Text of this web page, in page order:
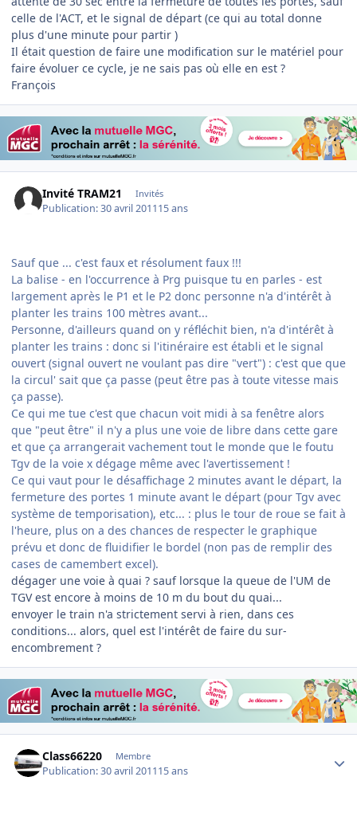
celle de l'ACT, et le signal de départ (ce qui au total donne
plus d'une minute pour partir )
Il était question de faire une modification sur le matériel pour
faire évoluer ce cycle, je ne sais pas où elle en est ?
François
Invité TRAM21 Invités
Publication:30 avril 201115 ans
Sauf que ... c'est faux et résolument faux !!!
La balise - en l'occurrence à Prg puisque tu en parles - est
largement après le P1 et le P2 donc personne n'a d'intérêt à
planter les trains 100 mètres avant...
Personne, d'ailleurs quand on y réfléchit bien, n'a d'intérêt à
planter les trains : donc si l'itinéraire est établi et le signal
ouvert (signal ouvert ne voulant pas dire "vert") : c'est que que
la circul' sait que ça passe (peut être pas à toute vitesse mais
ça passe).
Ce qui me tue c'est que chacun voit midi à sa fenêtre alors
que "peut être" il n'y a plus une voie de libre dans cette gare
et que ça arrangerait vachement tout le monde que le foutu
Tgv de la voie x dégage même avec l'avertissement !
Ce qui vaut pour le désaffichage 2 minutes avant le départ, la
fermeture des portes 1 minute avant le départ (pour Tgv avec
système de temporisation), etc... : plus le tour de roue se fait à
l'heure, plus on a des chances de respecter le graphique
prévu et donc de fluidifier le bordel (non pas de remplir des
cases de camembert excel).
dégager une voie à quai ? sauf lorsque la queue de l'UM de
TGV est encore à moins de 10 m du bout du quai...
envoyer le train n'a strictement servi à rien, dans ces
conditions... alors, quel est l'intérêt de faire du sur-
encombrement ?
Class66220 Membre
Publication:30 avril 201115 ans